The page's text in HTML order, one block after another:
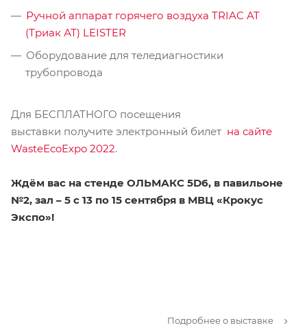
Ручной аппарат горячего воздуха TRIAC AT
(Триак АТ) LEISTER
Оборудование для теледиагностики
трубопровода
Для БЕСПЛАТНОГО посещения
выставки получите электронный билет на сайте
WasteEcoExpo 2022.
Ждём вас на стенде ОЛЬМАКС 5D6, в павильоне
№2, зал – 5 с 13 по 15 сентября в МВЦ «Крокус
Экспо»!
Подробнее о выставке